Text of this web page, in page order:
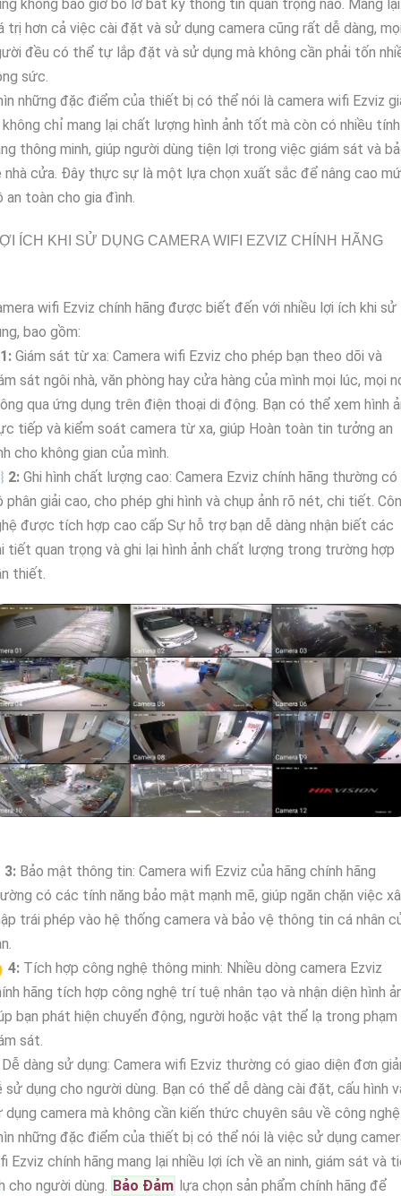
không bao giờ bỏ lỡ bất kỳ thông tin quan trọng nào. Mang lại
trị hơn cả việc cài đặt và sử dụng camera cũng rất dễ dàng,
đều có thể tự lắp đặt và sử dụng mà không cần phải tốn
sức.
những đặc điểm của thiết bị có thể nói là camera wifi Ezviz
không chỉ mang lại chất lượng hình ảnh tốt mà còn có nhiều tính
thông minh, giúp người dùng tiện lợi trong việc giám sát và
nhà cửa. Đây thực sự là một lựa chọn xuất sắc để nâng cao
an toàn cho gia đình.
ÍCH KHI SỬ DỤNG CAMERA WIFI EZVIZ CHÍNH HÃNG
wifi Ezviz chính hãng được biết đến với nhiều lợi ích khi sử
bao gồm:
1: Giám sát từ xa: Camera wifi Ezviz cho phép bạn theo dõi và
sát ngôi nhà, văn phòng hay cửa hàng của mình mọi lúc, mọi
qua ứng dụng trên điện thoại di động. Bạn có thể xem hình
tiếp và kiểm soát camera từ xa, giúp Hoàn toàn tin tưởng an
cho không gian của mình.
2: Ghi hình chất lượng cao: Camera Ezviz chính hãng thường có
phân giải cao, cho phép ghi hình và chụp ảnh rõ nét, chi tiết.
được tích hợp cao cấp Sự hỗ trợ bạn dễ dàng nhận biết các
tiết quan trọng và ghi lại hình ảnh chất lượng trong trường hợp
thiết.
3: Bảo mật thông tin: Camera wifi Ezviz của hãng chính hãng
có các tính năng bảo mật mạnh mẽ, giúp ngăn chặn việc
trái phép vào hệ thống camera và bảo vệ thông tin cá nhân
4: Tích hợp công nghệ thông minh: Nhiều dòng camera Ezviz
hãng tích hợp công nghệ trí tuệ nhân tạo và nhận diện hình
bạn phát hiện chuyển động, người hoặc vật thể lạ trong phạm
sát.
dàng sử dụng: Camera wifi Ezviz thường có giao diện đơn
sử dụng cho người dùng. Bạn có thể dễ dàng cài đặt, cấu hình
dụng camera mà không cần kiến thức chuyên sâu về công
những đặc điểm của thiết bị có thể nói là việc sử dụng
Ezviz chính hãng mang lại nhiều lợi ích về an ninh, giám sát và
cho người dùng. Bảo Đảm lựa chọn sản phẩm chính hãng để